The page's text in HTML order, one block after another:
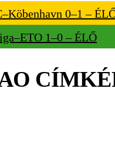
0–1 –
1–0 – ÉLŐ